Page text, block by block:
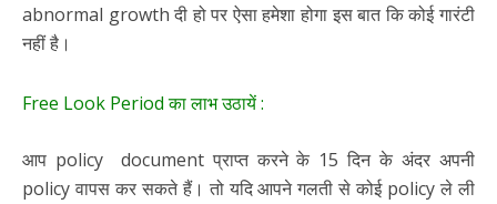
abnormal growth दी हो पर ऐसा हमेशा होगा इस बात कि कोई गारंटी
नहीं है।
Free Look Period का लाभ उठायें :
आप policy document प्राप्त करने के 15 दिन के अंदर अपनी
policy वापस कर सकते हैं। तो यदि आपने गलती से कोई policy ले ली